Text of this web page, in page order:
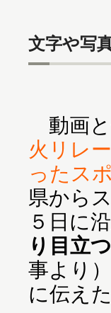
文字や写
動画と
火リレ
ったス
県から
５日に
り目立
事より
に伝えた